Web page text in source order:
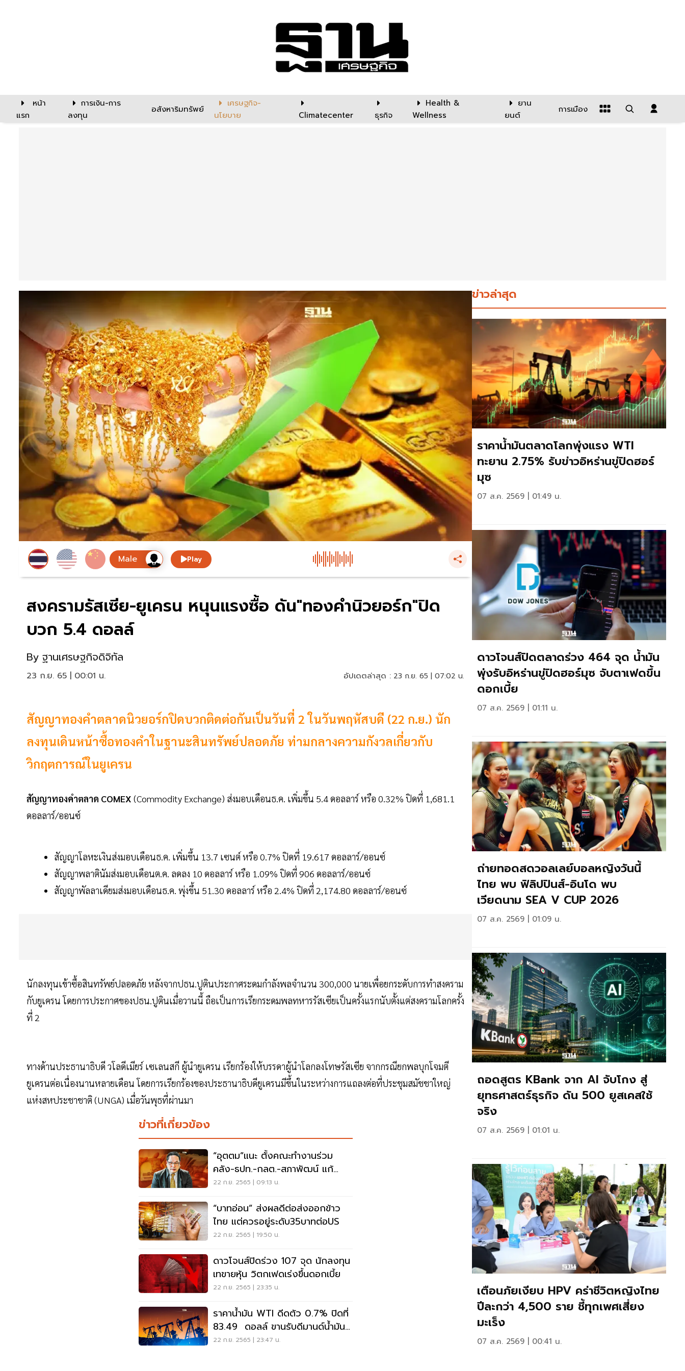
หน้า
แรก
การเงิน-การ
ลงทุน
อสังหาริมทรัพย์
เศรษฐกิจ-
นโยบาย
Climatecenter ธุรกิจ
Health &
Wellness
ยาน
ยนต์
การเมือง
Play
สงครามรัสเซีย-ยูเครน หนุนแรงซื้อ ดัน"ทองคำนิวยอร์ก"ปิด
บวก 5.4 ดอลล์
By ฐานเศรษฐกิจดิจิทัล
23 ก.ย. 65 | 00:01 น. อัปเดตล่าสุด : 23 ก.ย. 65 | 07:02 น.
สัญญาทองคำตลาดนิวยอร์กปิดบวกติดต่อกันเป็นวันที่ 2 ในวันพฤหัสบดี (22 ก.ย.) นัก
ลงทุนเดินหน้าซื้อทองคำในฐานะสินทรัพย์ปลอดภัย ท่ามกลางความกังวลเกี่ยวกับ
วิกฤตการณ์ในยูเครน
สัญญาทองคำตลาด COMEX (Commodity Exchange) ส่งมอบเดือนธ.ค. เพิ่มขึ้น 5.4 ดอลลาร์ หรือ 0.32% ปิดที่ 1,681.1
ดอลลาร์/ออนซ์
สัญญาโลหะเงินส่งมอบเดือนธ.ค. เพิ่มขึ้น 13.7 เซนต์ หรือ 0.7% ปิดที่ 19.617 ดอลลาร์/ออนซ์
สัญญาพลาตินัมส่งมอบเดือนต.ค. ลดลง 10 ดอลลาร์ หรือ 1.09% ปิดที่ 906 ดอลลาร์/ออนซ์
สัญญาพัลลาเดียมส่งมอบเดือนธ.ค. พุ่งขึ้น 51.30 ดอลลาร์ หรือ 2.4% ปิดที่ 2,174.80 ดอลลาร์/ออนซ์
นักลงทุนเข้าซื้อสินทรัพย์ปลอดภัย หลังจากปธน.ปูตินประกาศระดมกำลังพลจำนวน 300,000 นายเพื่อยกระดับการทำสงคราม
กับยูเครน โดยการประกาศของปธน.ปูตินเมื่อวานนี้ ถือเป็นการเรียกระดมพลทหารรัสเซียเป็นครั้งแรกนับตั้งแต่สงครามโลกครั้ง
ที่ 2
ทางด้านประธานาธิบดี วโลดีเมียร์ เซเลนสกี ผู้นำยูเครน เรียกร้องให้บรรดาผู้นำโลกลงโทษรัสเซีย จากกรณียกพลบุกโจมตี
ยูเครนต่อเนื่องนานหลายเดือน โดยการเรียกร้องของประธานาธิบดียูเครนมีขึ้นในระหว่างการแถลงต่อที่ประชุมสมัชชาใหญ่
แห่งสหประชาชาติ (UNGA) เมื่อวันพุธที่ผ่านมา
ข่าวที่เกี่ยวข้อง
“อุตตม”แนะ ตั้งคณะทำงานร่วม
คลัง-ธปท.-กลต.-สภาพัฒน์ แก้
ปัญหา “ค่าเงินบาท”
22 ก.ย. 2565 | 09:13 น.
“บาทอ่อน” ส่งผลดีต่อส่งออกข้าว
ไทย แต่ควรอยู่ระดับ35บาทต่อUS
22 ก.ย. 2565 | 19:50 น.
ดาวโจนส์ปิดร่วง 107 จุด นักลงทุน
เทขายหุ้น วิตกเฟดเร่งขึ้นดอกเบี้ย
22 ก.ย. 2565 | 23:35 น.
ราคาน้ำมัน WTI ดีดตัว 0.7% ปิดที่
83.49 ดอลล์ ขานรับดีมานด์น้ำมัน
จีนฟื้นตัว
22 ก.ย. 2565 | 23:47 น.
ข่าวล่าสุด
ราคาน้ำมันตลาดโลกพุ่งแรง WTI
ทะยาน 2.75% รับข่าวอิหร่านขู่ปิดฮอร์
มุซ
07 ส.ค. 2569 | 01:49 น.
ดาวโจนส์ปิดตลาดร่วง 464 จุด น้ำมัน
พุ่งรับอิหร่านขู่ปิดฮอร์มุซ จับตาเฟดขึ้น
ดอกเบี้ย
07 ส.ค. 2569 | 01:11 น.
ถ่ายทอดสดวอลเลย์บอลหญิงวันนี้
ไทย พบ ฟิลิปปินส์-อินโด พบ
เวียดนาม SEA V CUP 2026
07 ส.ค. 2569 | 01:09 น.
ถอดสูตร KBank จาก AI จับโกง สู่
ยุทธศาสตร์ธุรกิจ ดัน 500 ยูสเคสใช้
จริง
07 ส.ค. 2569 | 01:01 น.
เตือนภัยเงียบ HPV คร่าชีวิตหญิงไทย
ปีละกว่า 4,500 ราย ชี้ทุกเพศเสี่ยง
มะเร็ง
07 ส.ค. 2569 | 00:41 น.